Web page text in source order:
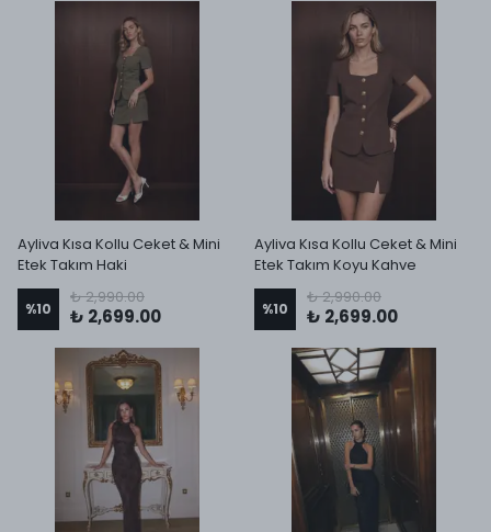
Ayliva Kısa Kollu Ceket & Mini
Etek Takım Haki
%10
₺ 2,990.00
₺ 2,699.00
Ayliva Kısa Kollu Ceket & Mini
Etek Takım Koyu Kahve
%10
₺ 2,990.00
₺ 2,699.00